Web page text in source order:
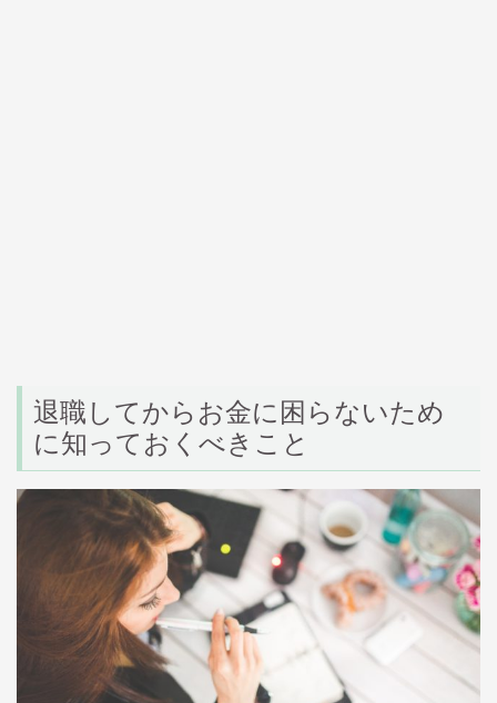
退職してからお金に困らないため
に知っておくべきこと